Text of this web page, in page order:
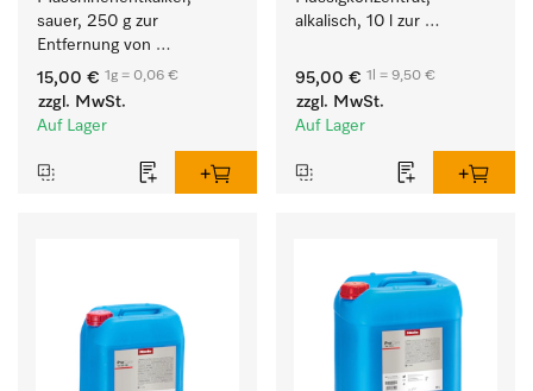
sauer, 250 g zur
Entfernung von
hartnäckigen
Kalkablagerungen.
15,00 € 1g = 0,06 €
zzgl. MwSt.
Auf Lager
alkalisch, 10 l zur
und farbechter
Buntwäsche.
95,00 € 1l = 9,50 €
zzgl. MwSt.
Auf Lager